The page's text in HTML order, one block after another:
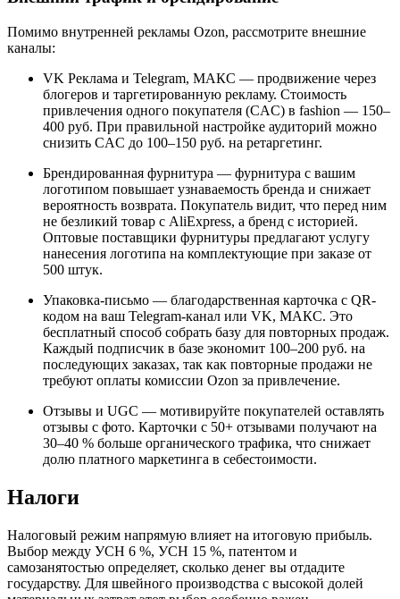
Помимо внутренней рекламы Ozon, рассмотрите внешние
каналы:
VK Реклама и Telegram, МАКС — продвижение через
блогеров и таргетированную рекламу. Стоимость
привлечения одного покупателя (CAC) в fashion — 150–
400 руб. При правильной настройке аудиторий можно
снизить CAC до 100–150 руб. на ретаргетинг.
Брендированная фурнитура — фурнитура с вашим
логотипом повышает узнаваемость бренда и снижает
вероятность возврата. Покупатель видит, что перед ним
не безликий товар с AliExpress, а бренд с историей.
Оптовые поставщики фурнитуры предлагают услугу
нанесения логотипа на комплектующие при заказе от
500 штук.
Упаковка-письмо — благодарственная карточка с QR-
кодом на ваш Telegram-канал или VK, МАКС. Это
бесплатный способ собрать базу для повторных продаж.
Каждый подписчик в базе экономит 100–200 руб. на
последующих заказах, так как повторные продажи не
требуют оплаты комиссии Ozon за привлечение.
Отзывы и UGC — мотивируйте покупателей оставлять
отзывы с фото. Карточки с 50+ отзывами получают на
30–40 % больше органического трафика, что снижает
долю платного маркетинга в себестоимости.
Налоги
Налоговый режим напрямую влияет на итоговую прибыль.
Выбор между УСН 6 %, УСН 15 %, патентом и
самозанятостью определяет, сколько денег вы отдадите
государству. Для швейного производства с высокой долей